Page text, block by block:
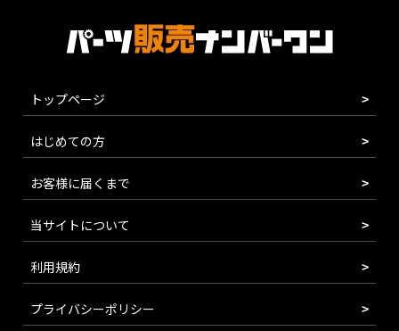
トップページ
はじめての方
お客様に届くまで
当サイトについて
利用規約
プライバシーポリシー